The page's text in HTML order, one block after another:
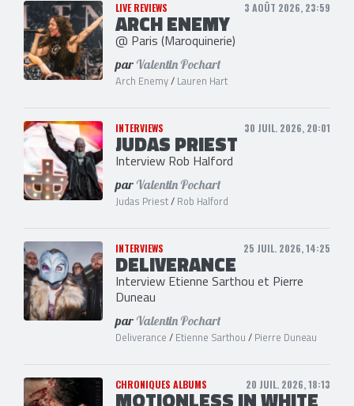
LIVE REVIEWS 3 AOÛT 2026, 23:59
ARCH ENEMY
@ Paris (Maroquinerie)
par Valentin Pochart
Arch Enemy/ Lauren Hart
INTERVIEWS 30 JUIL. 2026, 20:01
JUDAS PRIEST
Interview Rob Halford
par Valentin Pochart
Judas Priest/ Rob Halford
INTERVIEWS 25 JUIL. 2026, 14:25
DELIVERANCE
Interview Etienne Sarthou et Pierre
Duneau
par Valentin Pochart
Deliverance / Etienne Sarthou / Pierre Duneau
CHRONIQUES ALBUMS 20 JUIL. 2026, 18:13